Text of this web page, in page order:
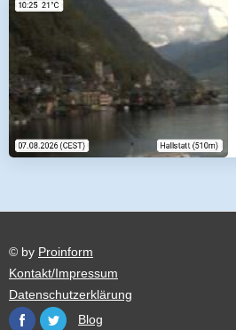
© by Proinform
Kontakt/Impressum
Datenschutzerklärung
Blog